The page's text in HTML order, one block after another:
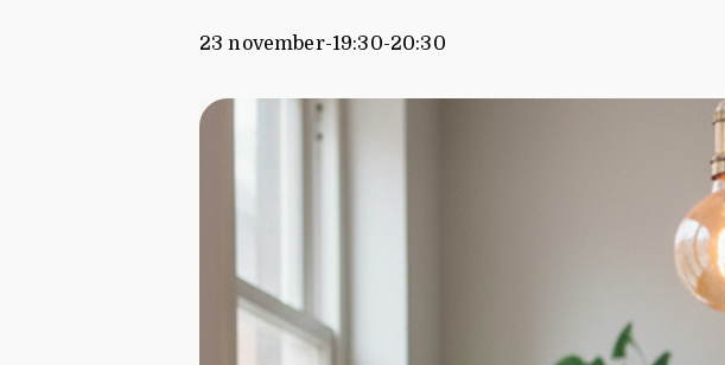
23 november-19:30-20:30